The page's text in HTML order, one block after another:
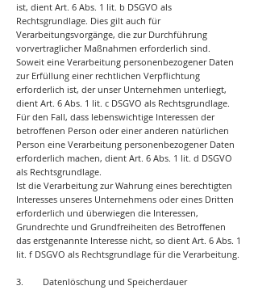
ist, dient Art. 6 Abs. 1 lit. b DSGVO als
Rechtsgrundlage. Dies gilt auch für
Verarbeitungsvorgänge, die zur Durchführung
vorvertraglicher Maßnahmen erforderlich sind.
Soweit eine Verarbeitung personenbezogener Daten
zur Erfüllung einer rechtlichen Verpflichtung
erforderlich ist, der unser Unternehmen unterliegt,
dient Art. 6 Abs. 1 lit. c DSGVO als Rechtsgrundlage.
Für den Fall, dass lebenswichtige Interessen der
betroffenen Person oder einer anderen natürlichen
Person eine Verarbeitung personenbezogener Daten
erforderlich machen, dient Art. 6 Abs. 1 lit. d DSGVO
als Rechtsgrundlage.
Ist die Verarbeitung zur Wahrung eines berechtigten
Interesses unseres Unternehmens oder eines Dritten
erforderlich und überwiegen die Interessen,
Grundrechte und Grundfreiheiten des Betroffenen
das erstgenannte Interesse nicht, so dient Art. 6 Abs. 1
lit. f DSGVO als Rechtsgrundlage für die Verarbeitung.
3. Datenlöschung und Speicherdauer